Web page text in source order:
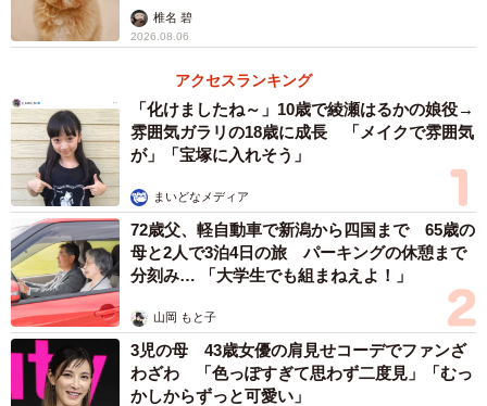
椎名 碧
2026.08.06
アクセスランキング
「化けましたね～」10歳で綾瀬はるかの娘役→
雰囲気ガラリの18歳に成長 「メイクで雰囲気
が」「宝塚に入れそう」
まいどなメディア
72歳父、軽自動車で新潟から四国まで 65歳の
母と2人で3泊4日の旅 パーキングの休憩まで
分刻み… 「大学生でも組まねえよ！」
山岡 もと子
3児の母 43歳女優の肩見せコーデでファンざ
わざわ 「色っぽすぎて思わず二度見」「むっ
かしからずっと可愛い」